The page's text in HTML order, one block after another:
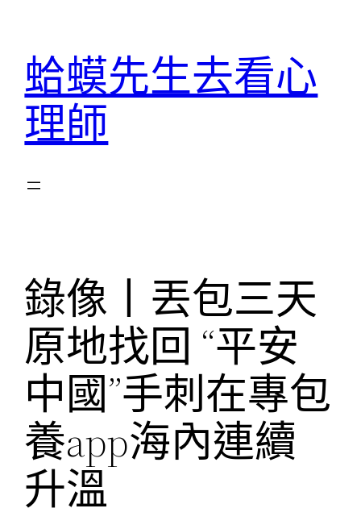
蛤蟆先生去看心
理師
錄像丨丟包三天
原地找回 “平安
中國”手刺在專包
養app海內連續
升溫